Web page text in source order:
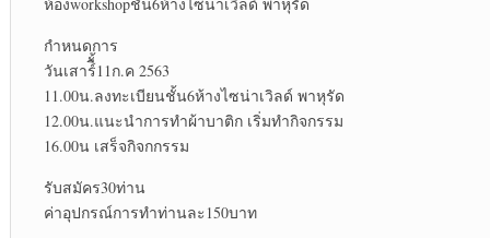
ห้องworkshopชั้น6ห้างไซน่าเวิลด์ พาหุรัด
กำหนดการ
วันเสาร์ืั้11ก.ค 2563
11.00น.ลงทะเบียนชั้น6ห้างไซน่าเวิลด์ พาหุรัด
12.00น.แนะนำการทำผ้าบาติก เริ่มทำกิจกรรม
16.00น เสร็จกิจกกรรม
รับสมัคร30ท่าน
ค่าอุปกรณ์การทำท่านละ150บาท